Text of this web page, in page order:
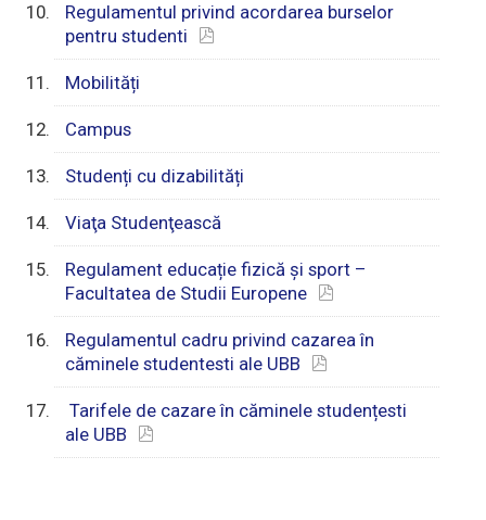
Regulamentul privind acordarea burselor
pentru studenti
Mobilități
Campus
Studenți cu dizabilități
Viaţa Studenţească
Regulament educație fizică și sport –
Facultatea de Studii Europene
Regulamentul cadru privind cazarea în
căminele studentesti ale UBB
Tarifele de cazare în căminele studențesti
ale UBB